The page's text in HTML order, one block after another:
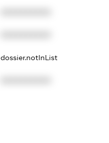
dossier.notInList